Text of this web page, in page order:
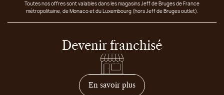
Toutes nos offres sont valables dans les magasins Jeff de Bruges de France
métropolitaine, de Monaco et du Luxembourg (hors Jeff de Bruges outlet).
Devenir franchisé
En savoir plussur comment devenir